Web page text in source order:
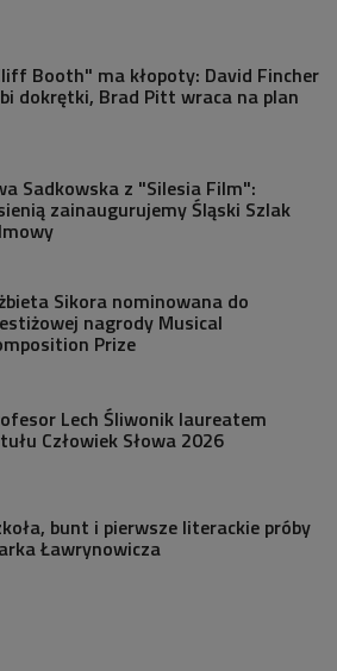
Booth" ma kłopoty: David Fincher
dokrętki, Brad Pitt wraca na plan
Sadkowska z "Silesia Film":
zainaugurujemy Śląski Szlak
Sikora nominowana do
nagrody Musical
Prize
Lech Śliwonik laureatem
Człowiek Słowa 2026
bunt i pierwsze literackie próby
Ławrynowicza